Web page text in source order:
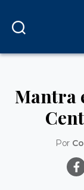
Mantra
Por